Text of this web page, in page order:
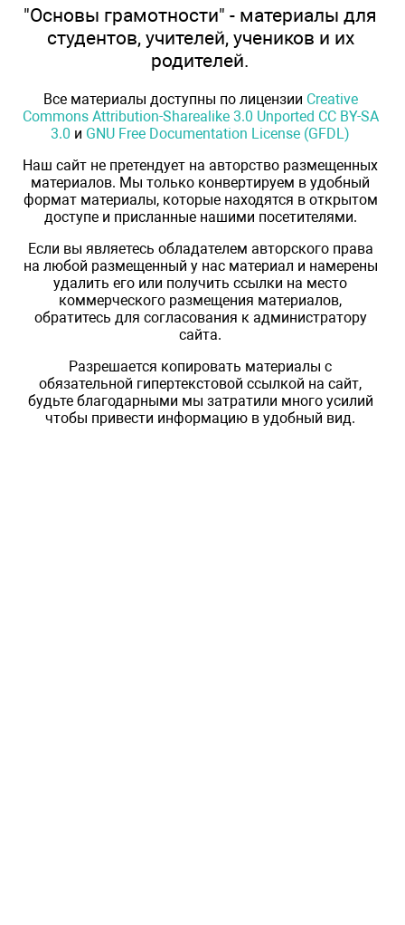
"Основы грамотности" - материалы для
студентов, учителей, учеников и их
родителей.
Все материалы доступны по лицензии Creative
Commons Attribution-Sharealike 3.0 Unported CC BY-SA
3.0 и GNU Free Documentation License (GFDL)
Наш сайт не претендует на авторство размещенных
материалов. Мы только конвертируем в удобный
формат материалы, которые находятся в открытом
доступе и присланные нашими посетителями.
Если вы являетесь обладателем авторского права
на любой размещенный у нас материал и намерены
удалить его или получить ссылки на место
коммерческого размещения материалов,
обратитесь для согласования к администратору
сайта.
Разрешается копировать материалы с
обязательной гипертекстовой ссылкой на сайт,
будьте благодарными мы затратили много усилий
чтобы привести информацию в удобный вид.